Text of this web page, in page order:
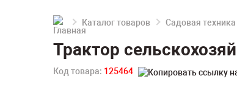
Каталог товаров Садовая техника
Трактор
Код товара: 125464